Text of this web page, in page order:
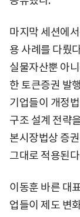
마지막 세션에
용 사례를 다뤘
실물자산뿐 아
한 토큰증권 발
기업들이 개정
구조 설계 전략
본시장법상 증
그대로 적용된
이동훈 바른 대
업들이 제도 변